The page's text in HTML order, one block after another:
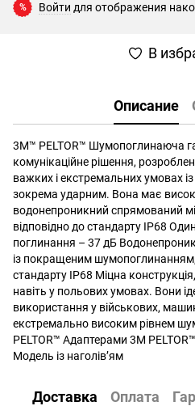
% Войти для отображения
В
Описание
3M™ PELTOR™ Шумопоглинаюча
комунікаційне рішення,
важких і екстремальних умовах
зокрема ударним. Вона має
водонепроникний спрямований
відповідно до стандарту IP68
поглинання – 37 дБ
із покращеним
стандарту IP68 Міцна
навіть у польових умовах. Вони
використання у військових,
екстремально високим рівнем
PELTOR™ Адаптерами 3M
Модель із наголів’ям
Доставка Оплата